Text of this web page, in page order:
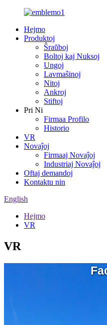
Hejmo
Produktoj
Ŝraŭboj
Boltoj kaj Nuksoj
Ungoj
Lavmaŝinoj
Nitoj
Ankroj
Stiftoj
Pri Ni
Firmaa Profilo
Historio
VR
Novaĵoj
Firmaaj Novaĵoj
Industriaj Novaĵoj
Oftaj demandoj
Kontaktu nin
English
Hejmo
VR
VR